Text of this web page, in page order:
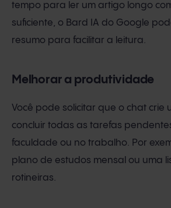
tempo para ler um artigo longo
suficiente, o Bard IA do Google
resumo para facilitar a leitura.
Melhorar a produtividade
Você pode solicitar que o chat crie
concluir todas as tarefas
faculdade ou no trabalho. Por
plano de estudos mensal ou uma
rotineiras.